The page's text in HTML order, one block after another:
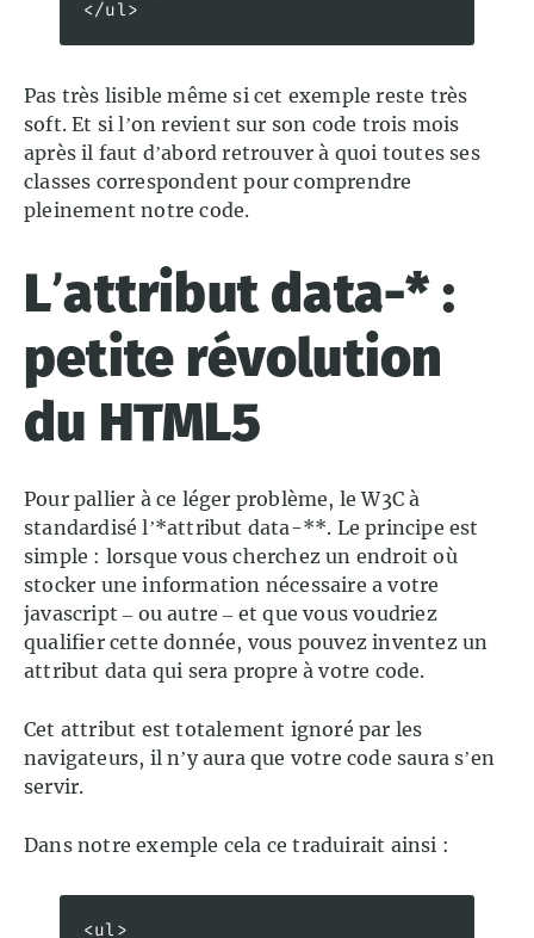
Pas très lisible même si cet exemple reste très
soft. Et si l’on revient sur son code trois mois
après il faut d’abord retrouver à quoi toutes ses
classes correspondent pour comprendre
pleinement notre code.
L’attribut data-* :
petite révolution
du HTML5
Pour pallier à ce léger problème, le W3C à
standardisé l’*attribut data-**. Le principe est
simple : lorsque vous cherchez un endroit où
stocker une information nécessaire a votre
javascript – ou autre – et que vous voudriez
qualifier cette donnée, vous pouvez inventez un
attribut data qui sera propre à votre code.
Cet attribut est totalement ignoré par les
navigateurs, il n’y aura que votre code saura s’en
servir.
Dans notre exemple cela ce traduirait ainsi :
<ul>